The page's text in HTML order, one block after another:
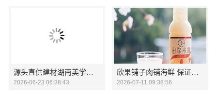
源头直供建材湖南美学筑家公司哪家专业一体化
2026-06-23 06:38:43
欣果铺子肉铺海鲜 保证顾客的满意度
2026-07-11 09:38:56